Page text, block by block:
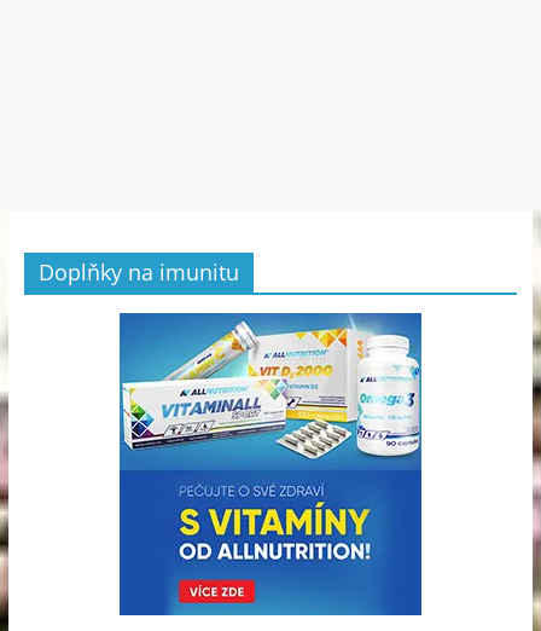
Doplňky na imunitu